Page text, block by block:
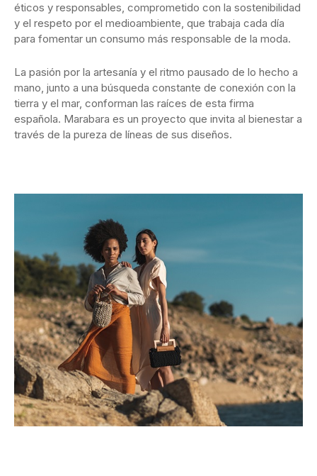
éticos y responsables, comprometido con la sostenibilidad
y el respeto por el medioambiente, que trabaja cada día
para fomentar un consumo más responsable de la moda.
La pasión por la artesanía y el ritmo pausado de lo hecho a
mano, junto a una búsqueda constante de conexión con la
tierra y el mar, conforman las raíces de esta firma
española. Marabara es un proyecto que invita al bienestar a
través de la pureza de líneas de sus diseños.